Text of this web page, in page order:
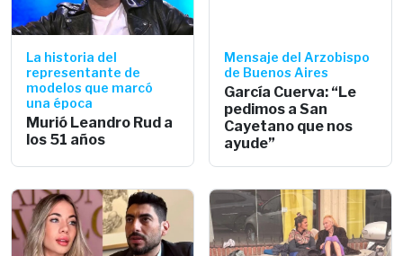
La historia del
representante de
modelos que marcó
una época
Murió Leandro Rud a
los 51 años
Mensaje del Arzobispo
de Buenos Aires
García Cuerva: “Le
pedimos a San
Cayetano que nos
ayude”